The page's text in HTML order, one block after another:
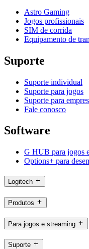
Astro Gaming
Jogos profissionais
SIM de corrida
Equipamento de
Suporte
Suporte individual
Suporte para jogos
Suporte para
Fale conosco
Software
G HUB para jogos
Options+ para
Logitech
Produtos
Para jogos e streaming
Suporte